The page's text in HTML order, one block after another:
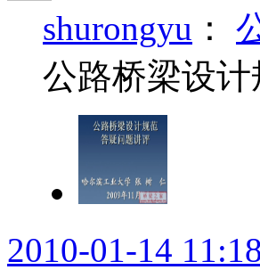
shurongyu ：
公路桥梁设计
2010-01-14 11:18